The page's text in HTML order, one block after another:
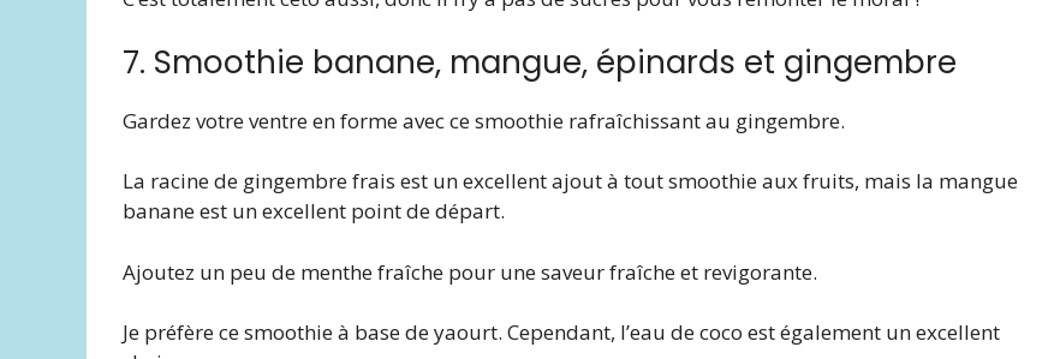
7. Smoothie banane, mangue, épinards et gingembre
Gardez votre ventre en forme avec ce smoothie rafraîchissant au gingembre.
La racine de gingembre frais est un excellent ajout à tout smoothie aux fruits, mais la mangue
banane est un excellent point de départ.
Ajoutez un peu de menthe fraîche pour une saveur fraîche et revigorante.
Je préfère ce smoothie à base de yaourt. Cependant, l’eau de coco est également un excellent